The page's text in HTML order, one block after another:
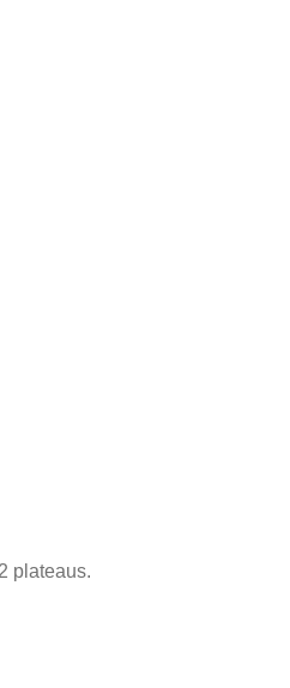
plateaus.